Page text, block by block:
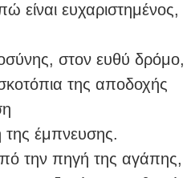
είναι ευχαριστημένος,
στον ευθύ δρόμο,
της αποδοχής
έμπνευσης.
την πηγή της αγάπης,